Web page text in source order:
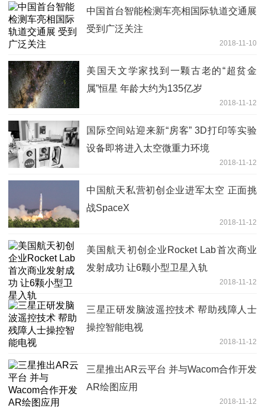
中国首台智能检测车亮相国际轨道交通展
受到广泛关注
2018-11-10
美国天文学家找到一颗古老的“超贫金
属”恒星 年龄大约为135亿岁
2018-11-12
国际空间站迎来新“房客” 3D打印等实验
设备即将进入太空微重力环境
2018-11-12
中国航天私营初创企业进军太空 正面挑
战SpaceX
2018-11-12
美国航天初创企业Rocket Lab首次商业
发射成功 让6颗小型卫星入轨
2018-11-12
三星正研发脑波遥控技术 帮助残障人士
操控智能电视
2018-11-12
三星推出AR云平台 并与Wacom合作开发
AR绘图应用
2018-11-12